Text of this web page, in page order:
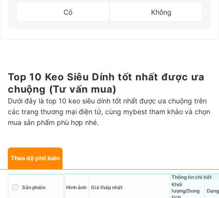
Có Không
Top 10 Keo Siêu Dính tốt nhất được ưa
chuộng (Tư vấn mua)
Dưới đây là top 10 keo siêu dính tốt nhất được ưa chuộng trên
các trang thương mại điện tử, cùng mybest tham khảo và chọn
mua sản phẩm phù hợp nhé.
Theo độ phổ biến
Sản phẩm Hình ảnh Giá thấp nhất
Thông tin chi tiết
Khối
lượng/Dung
Dạng